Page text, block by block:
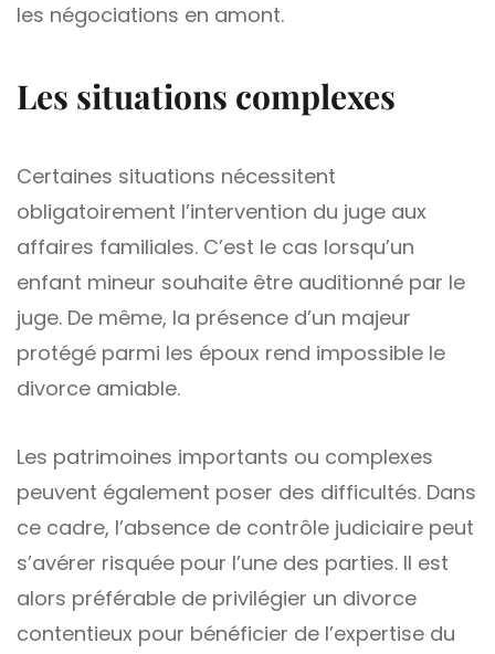
les négociations en amont.
Les situations complexes
Certaines situations nécessitent
obligatoirement l’intervention du juge aux
affaires familiales. C’est le cas lorsqu’un
enfant mineur souhaite être auditionné par le
juge. De même, la présence d’un majeur
protégé parmi les époux rend impossible le
divorce amiable.
Les patrimoines importants ou complexes
peuvent également poser des difficultés. Dans
ce cadre, l’absence de contrôle judiciaire peut
s’avérer risquée pour l’une des parties. Il est
alors préférable de privilégier un divorce
contentieux pour bénéficier de l’expertise du